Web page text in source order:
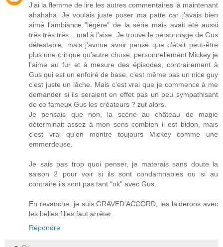
J'ai la flemme de lire les autres commentaires là maintenant
ahahaha. Je voulais juste poser ma patte car j'avais bien
aimé l'ambiance "légère" de la série mais avait été aussi
très très très... mal à l'aise. Je trouve le personnage de Gus
détestable, mais j'avoue avoir pensé que c'était peut-être
plus une critique qu'autre chose, personnellement Mickey je
l'aime au fur et à mesure des épisodes, contrairement à
Gus qui est un enfoiré de base, c'est même pas un nice guy
c'est juste un lâche. Mais c'est vrai que je commence à me
demander si ils seraient en effet pas un peu sympathisant
de ce fameux Gus les créateurs ? zut alors.
Je pensais que non, la scène au château de magie
déterminait assez à mon sens combien il est bidon, mais
c'est vrai qu'on montre toujours Mickey comme une
emmerdeuse.
Je sais pas trop quoi penser, je materais sans doute la
saison 2 pour voir si ils sont condamnables ou si au
contraire ils sont pas tant "ok" avec Gus.
En revanche, je suis GRAVED'ACCORD, les laiderons avec
les belles filles faut arrêter.
Répondre